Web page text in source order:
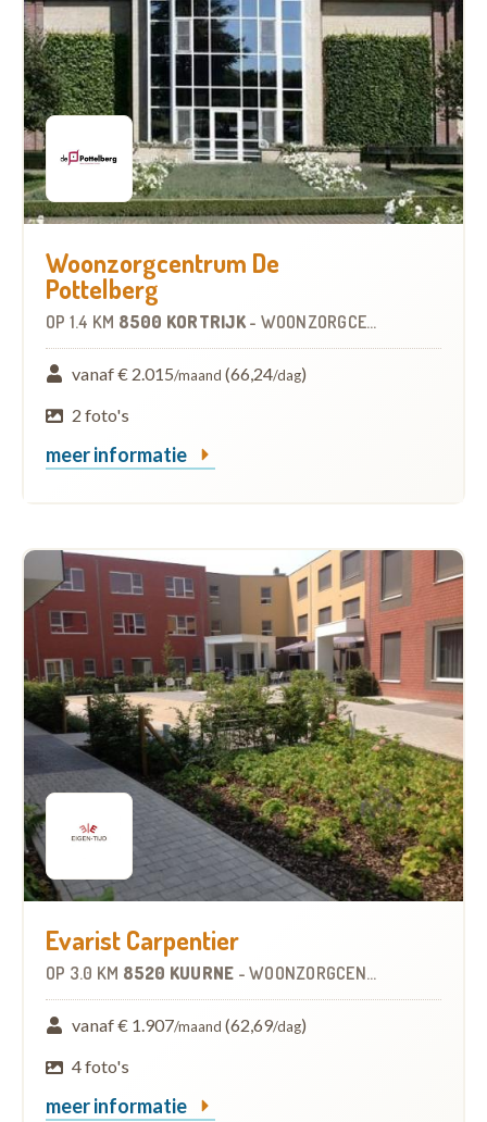
Woonzorgcentrum De
Pottelberg
OP 1.4 KM 8500 KORTRIJK- WOONZORGCENTRUM (WZC)
vanaf € 2.015/maand (66,24/dag)
2 foto's
meer informatie
Evarist Carpentier
OP 3.0 KM 8520 KUURNE - WOONZORGCENTRUM (WZC)
vanaf € 1.907/maand (62,69/dag)
4 foto's
meer informatie